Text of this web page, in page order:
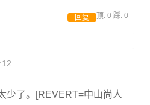
顶: 0 踩: 0
回复
少了。[REVERT=中山尚人